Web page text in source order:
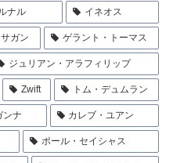
ナル イネオス
サガン ゲラント・トーマス
ジュリアン・アラフィリップ
Zwift トム・デュムラン
ンナ カレブ・ユアン
ポール・セイシャス